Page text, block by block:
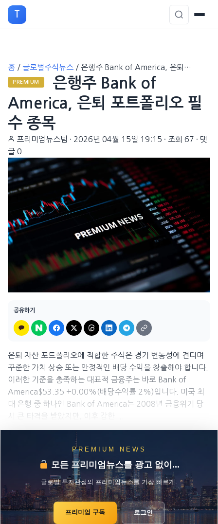
T
홈 / 글로벌주식뉴스 / 은행주 Bank of America, 은퇴…
PREMIUM
은행주 Bank of
America, 은퇴 포트폴리오 필
수 종목
프리미엄뉴스팀 · 2026년 04월 15일 19:15 · 조회 67 · 댓
글 0
공유하기
은퇴 자산 포트폴리오에 적합한 주식은 경기 변동성에 견디며
꾸준한 가치 상승 또는 안정적인 배당 수익을 창출해야 합니다.
이러한 기준을 충족하는 대표적 금융주는 바로 Bank of
America$53.35 +0.00%(배당수익률 2%)입니다. 미국 최
대 은행 중 하나인 Bank of America는 2008년 금융위기 당
시 큰 타격을 받았지만, 이후 강한 ...
PREMIUM NEWS
모든 프리미엄뉴스를 광고 없이...
글로벌 투자관점의 프리미엄뉴스를 가장 빠르게.
프리미엄 구독 로그인